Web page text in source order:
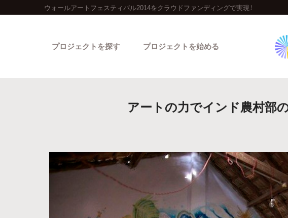
ウォールアートフェスティバル2014をクラウドファンディングで実現！
プロジェクトを探す
人気のプロジェクト
カテゴリーから探す タグから探す
プロジェクトを始める
アートの力でインド農村部